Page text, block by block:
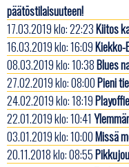
päätöstilaisuuteen!
17.03.2019 klo: 22:23Kiitos
16.03.2019 klo: 16:09Kiekko-
08.03.2019 klo: 10:38Blues
27.02.2019 klo: 08:00Pieni
24.02.2019 klo: 18:19
22.01.2019 klo: 10:41
03.01.2019 klo: 10:00Missä
20.11.2018 klo: 08:55